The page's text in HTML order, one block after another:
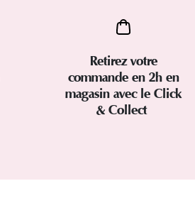
Retirez votre
commande en 2h en
magasin avec le Click
& Collect